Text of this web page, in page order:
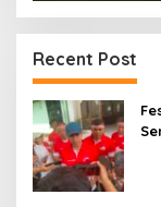
Recent Post